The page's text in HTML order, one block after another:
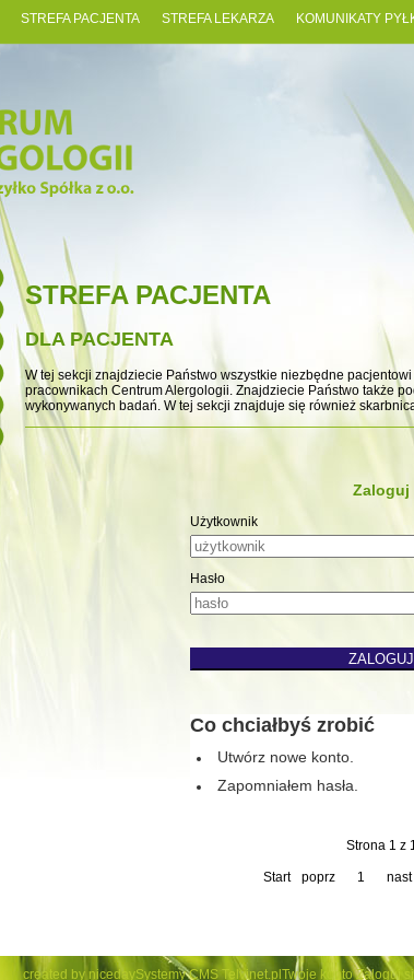
STREFA PACJENTA STREFA LEKARZA KOMUNIKATY
STREFA PACJENTA
DLA PACJENTA
W tej sekcji znajdziecie Państwo wszystkie niezbędne
pracownikach Centrum Alergologii. Znajdziecie Państwo także
wykonywanych badań. W tej sekcji znajduje się również
Zaloguj
Użytkownik
Hasło
Co chciałbyś zrobić
Utwórz nowe konto.
Zapomniałem hasła.
Strona 1 z
Start poprz 1 nast
created by nicedaySystemy CMS Telvinet.pl Twoje konto Zaloguj